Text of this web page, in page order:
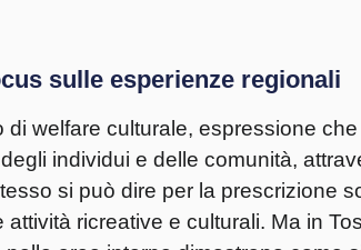
sulle esperienze regionali
di welfare culturale, espressione
individui e delle comunità,
si può dire per la prescrizione
ricreative e culturali. Ma in